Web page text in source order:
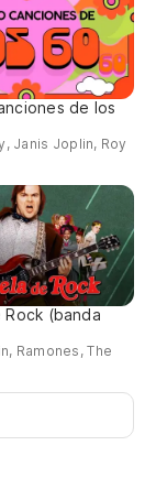
de los
Janis Joplin, Roy
Rock (banda
Ramones, The